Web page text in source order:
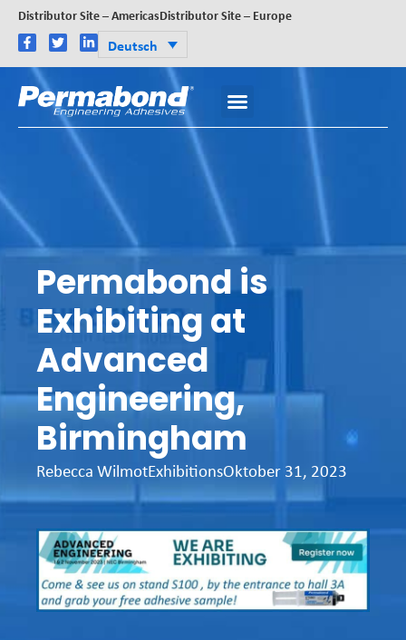
Distributor Site – AmericasDistributor Site – Europe
Deutsch
Permabond is
Exhibiting at
Advanced
Engineering,
Birmingham
Rebecca WilmotExhibitionsOktober 31, 2023